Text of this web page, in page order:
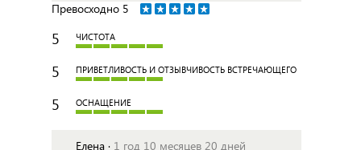
Превосходно 5
5 ЧИСТОТА
5 ПРИВЕТЛИВОСТЬ И ОТЗЫВЧИВОСТЬ ВСТРЕЧАЮЩЕГО
5 ОСНАЩЕНИЕ
Елена · 1 год 10 месяцев 20 дней